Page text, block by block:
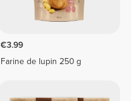
€3.99
Farine de lupin 250 g